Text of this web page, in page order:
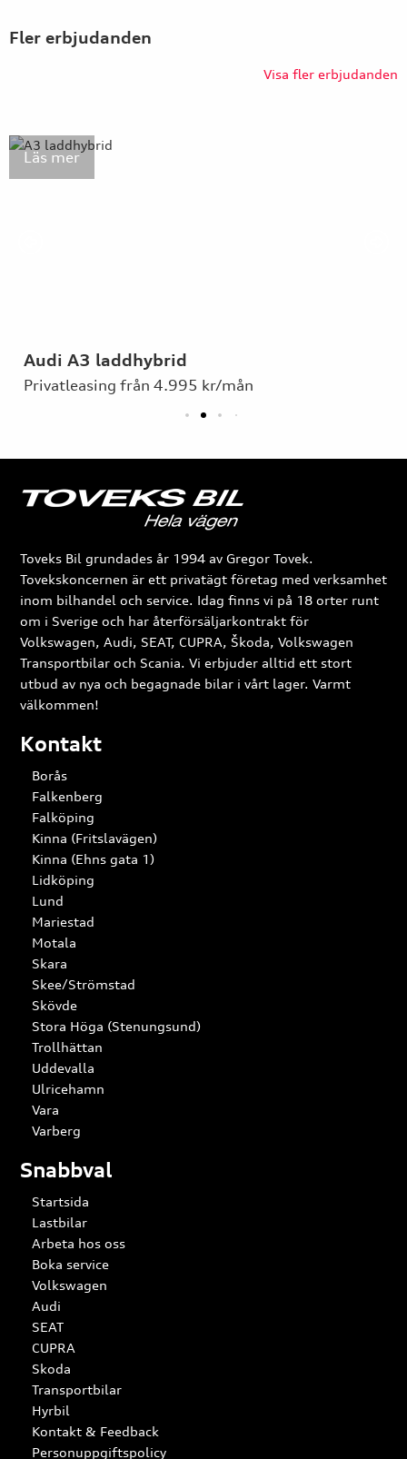
Fler erbjudanden
Visa fler erbjudanden
Audi A3 laddhybrid
Privatleasing från 4.995 kr/mån
Toveks Bil grundades år 1994 av Gregor Tovek.
Tovekskoncernen är ett privatägt företag med verksamhet
inom bilhandel och service. Idag finns vi på 18 orter runt
om i Sverige och har återförsäljarkontrakt för
Volkswagen, Audi, SEAT, CUPRA, Škoda, Volkswagen
Transportbilar och Scania. Vi erbjuder alltid ett stort
utbud av nya och begagnade bilar i vårt lager. Varmt
välkommen!
Kontakt
Borås
Falkenberg
Falköping
Kinna (Fritslavägen)
Kinna (Ehns gata 1)
Lidköping
Lund
Mariestad
Motala
Skara
Skee/Strömstad
Skövde
Stora Höga (Stenungsund)
Trollhättan
Uddevalla
Ulricehamn
Vara
Varberg
Snabbval
Startsida
Lastbilar
Arbeta hos oss
Boka service
Volkswagen
Audi
SEAT
CUPRA
Skoda
Transportbilar
Hyrbil
Kontakt & Feedback
Personuppgiftspolicy